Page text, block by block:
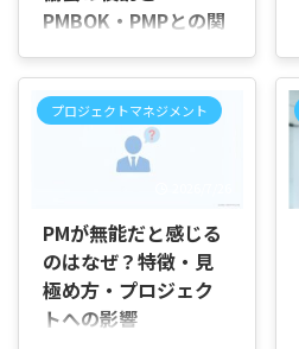
PMBOK・PMPとの関
はじめに 「PMIってよく聞く
けど、結局なに？」「自分に
関係あるのかな？」と気にな
ってここまで来られたのでは
ないでしょうか。 PMIとは何
史や規模など、いろいろな情
報が出てきますよね。でも、
最初に細かい概要を全部覚え
ようとしなくても大丈夫で
す。大切なのは、「自分にど
プロジェクトマネジメント
PMが無能だと感じる
のはなぜ？特徴・見
極め方・プロジェク
トへの影響